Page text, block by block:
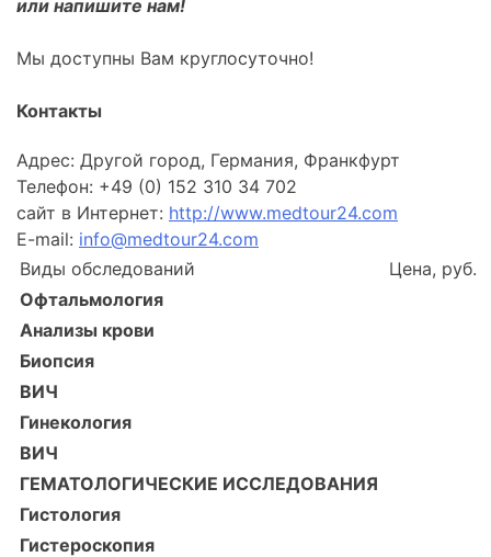
или напишите нам!
Мы доступны Вам круглосуточно!
Контакты
Адрес: Другой город, Германия, Франкфурт
Телефон: +49 (0) 152 310 34 702
сайт в Интернет: http://www.medtour24.com
E-mail: info@medtour24.com
Виды обследований
Цена, руб.
Офтальмология
Анализы крови
Биопсия
ВИЧ
Гинекология
ВИЧ
ГЕМАТОЛОГИЧЕСКИЕ ИССЛЕДОВАНИЯ
Гистология
Гистероскопия